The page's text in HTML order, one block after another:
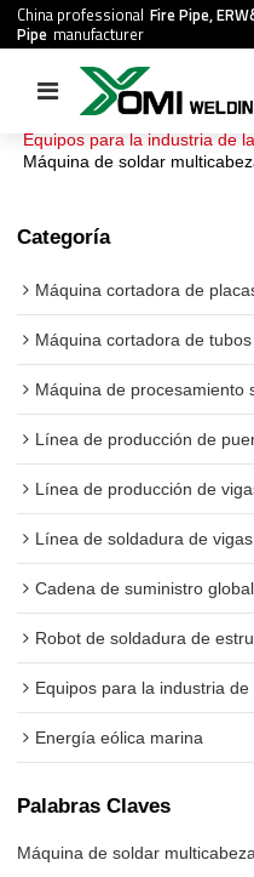
China professional Fire Pipe,
Pipe manufacturer
todos /
Equipos para la industria de
Máquina de soldar
Categoría
Máquina cortadora de
Máquina cortadora de tubos
Máquina de procesamiento
Línea de producción de
Línea de producción de
Línea de soldadura de
Cadena de suministro global
Robot de soldadura de
Equipos para la industria
Energía eólica marina
Palabras Claves
Máquina de soldar